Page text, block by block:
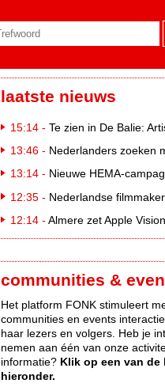
laatste nieuws
15:14 - Te zien in De Balie: Artists
13:46 - Nederlanders zoeken massaal naar
13:14 - Nieuwe HEMA-campagne reist 1000 jaar
12:35 - Nederlandse filmmaker wint
12:14 - Almere zet Apple Vision
communities &
Het platform FONK stimuleert
communities en events
haar lezers en volgers. Heb je
nemen aan één van onze
informatie? Klik op een van
hieronder.